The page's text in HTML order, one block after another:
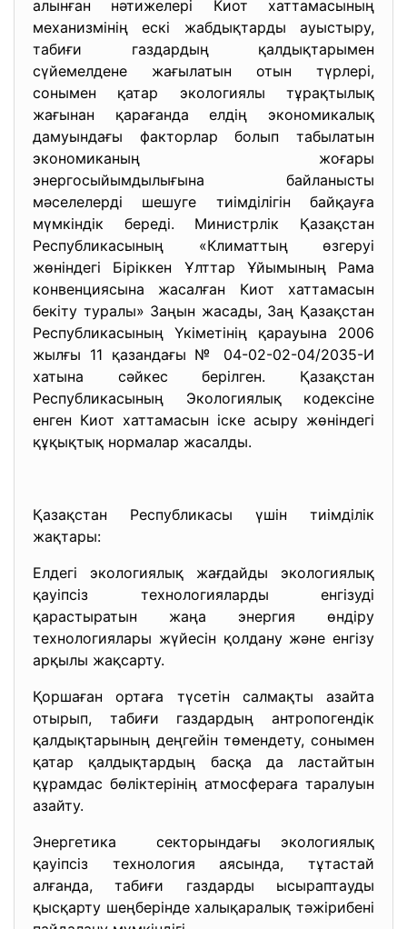
алынған нәтижелері Киот хаттамасының
механизмінің ескі жабдықтарды ауыстыру,
табиғи газдардың қалдықтарымен
сүйемелдене жағылатын отын түрлері,
сонымен қатар экологиялы тұрақтылық
жағынан қарағанда елдің экономикалық
дамуындағы факторлар болып табылатын
экономиканың жоғары
энергосыйымдылығына байланысты
мәселелерді шешуге тиімділігін байқауға
мүмкіндік береді. Министрлік Қазақстан
Республикасының «Климаттың өзгеруі
жөніндегі Біріккен Ұлттар Ұйымының Рама
конвенциясына жасалған Киот хаттамасын
бекіту туралы» Заңын жасады, Заң Қазақстан
Республикасының Үкіметінің қарауына 2006
жылғы 11 қазандағы № 04-02-02-04/2035-И
хатына сәйкес берілген. Қазақстан
Республикасының Экологиялық кодексіне
енген Киот хаттамасын іске асыру жөніндегі
құқықтық нормалар жасалды.
Қазақстан Республикасы үшін тиімділік
жақтары:
Елдегі экологиялық жағдайды экологиялық
қауіпсіз технологияларды енгізуді
қарастыратын жаңа энергия өндіру
технологиялары жүйесін қолдану және енгізу
арқылы жақсарту.
Қоршаған ортаға түсетін салмақты азайта
отырып, табиғи газдардың антропогендік
қалдықтарының деңгейін төмендету, сонымен
қатар қалдықтардың басқа да ластайтын
құрамдас бөліктерінің атмосфераға таралуын
азайту.
Энергетика секторындағы экологиялық
қауіпсіз технология аясында, тұтастай
алғанда, табиғи газдарды ысыраптауды
қысқарту шеңберінде халықаралық тәжірибені